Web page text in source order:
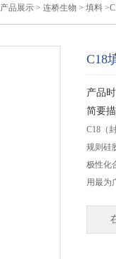
产品展示 > 连桥生物 > 填料
C18
产品
简要描
C18（
规则硅
极性化
用最为